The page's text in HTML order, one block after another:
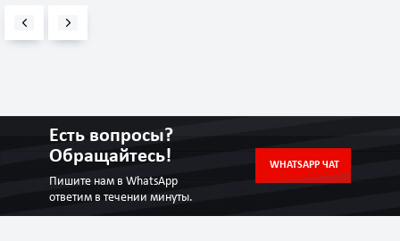
Есть вопросы?
Обращайтесь!
Пишите нам в WhatsApp
ответим в течении минуты.
WHATSAPP ЧАТ